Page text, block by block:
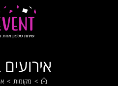
> מקומות >